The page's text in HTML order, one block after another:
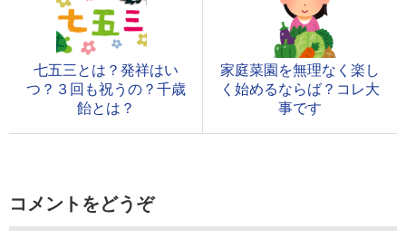
七五三とは？発祥はい
つ？３回も祝うの？千歳
飴とは？
家庭菜園を無理なく楽し
く始めるならば？コレ大
事です
コメントをどうぞ